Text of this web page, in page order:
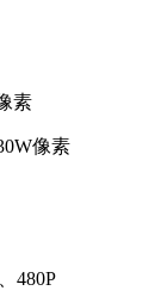
素
像素
480P